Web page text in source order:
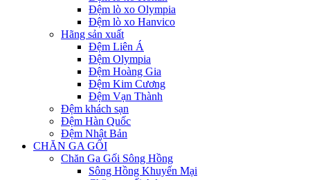
Đệm lò xo Olympia
Đệm lò xo Hanvico
Hãng sản xuất
Đệm Liên Á
Đệm Olympia
Đệm Hoàng Gia
Đệm Kim Cương
Đệm Vạn Thành
Đệm khách sạn
Đệm Hàn Quốc
Đệm Nhật Bản
CHĂN GA GỐI
Chăn Ga Gối Sông Hồng
Sông Hồng Khuyến Mại